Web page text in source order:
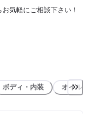
ボディ・内装 オイル類